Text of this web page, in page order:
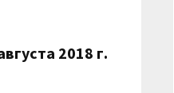
2018 г.